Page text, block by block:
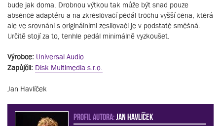
bude jak doma. Drobnou výtkou tak může být snad pouze
absence adaptéru a na zkreslovací pedál trochu vyšší cena, která
ale ve srovnání s originálními zesilovači je v podstatě směšná.
Určitě stojí za to, tenhle pedál minimálně vyzkoušet.
Výrobce: Universal Audio
Zapůjčil: Disk Multimedia s.r.o.
Jan Havlíček
PROFIL AUTORA: Jan Havlíček